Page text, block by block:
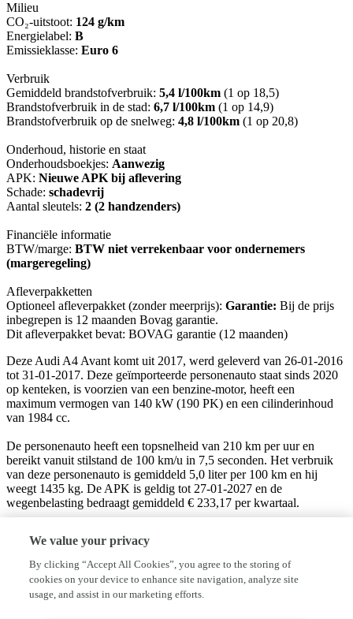
Milieu
CO₂-uitstoot: 124 g/km
Energielabel: B
Emissieklasse: Euro 6
Verbruik
Gemiddeld brandstofverbruik: 5,4 l/100km (1 op 18,5)
Brandstofverbruik in de stad: 6,7 l/100km (1 op 14,9)
Brandstofverbruik op de snelweg: 4,8 l/100km (1 op 20,8)
Onderhoud, historie en staat
Onderhoudsboekjes: Aanwezig
APK: Nieuwe APK bij aflevering
Schade: schadevrij
Aantal sleutels: 2 (2 handzenders)
Financiële informatie
BTW/marge: BTW niet verrekenbaar voor ondernemers
(margeregeling)
Afleverpakketten
Optioneel afleverpakket (zonder meerprijs): Garantie: Bij de prijs
inbegrepen is 12 maanden Bovag garantie.
Dit afleverpakket bevat: BOVAG garantie (12 maanden)
Deze Audi A4 Avant komt uit 2017, werd geleverd van 26-01-2016
tot 31-01-2017. Deze geïmporteerde personenauto staat sinds 2020
op kenteken, is voorzien van een benzine-motor, heeft een
maximum vermogen van 140 kW (190 PK) en een cilinderinhoud
van 1984 cc.
De personenauto heeft een topsnelheid van 210 km per uur en
bereikt vanuit stilstand de 100 km/u in 7,5 seconden. Het verbruik
van deze personenauto is gemiddeld 5,0 liter per 100 km en hij
weegt 1435 kg. De APK is geldig tot 27-01-2027 en de
wegenbelasting bedraagt gemiddeld € 233,17 per kwartaal.
onderhoudsbeurt, nieuwe APK keuring, en een volledige re-
conditionering.
Autobedrijf Bikker is een onafhankelijk autobedrijf gespecialiseerd
in de verkoop van betrouwbare jong gebruikte en nieuwe auto's.
We value your privacy
By clicking “Accept All Cookies”, you agree to the storing of
cookies on your device to enhance site navigation, analyze site
usage, and assist in our marketing efforts.